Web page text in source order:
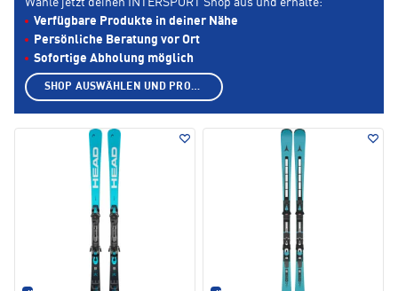
Wähle jetzt deinen INTERSPORT Shop aus und erhalte:
Verfügbare Produkte in deiner Nähe
Persönliche Beratung vor Ort
Sofortige Abholung möglich
SHOP AUSWÄHLEN UND PRODUKTE ANZEIGEN